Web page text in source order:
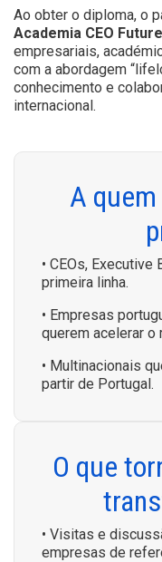
Ao obter o diploma, o
Academia CEO
empresariais,
com a abordagem
conhecimento e
internacional.
A
• CEOs,
primeira linha.
• Empresas
querem acelerar o
• Multinacionais
partir de Portugal.
O que
• Visitas e
empresas de